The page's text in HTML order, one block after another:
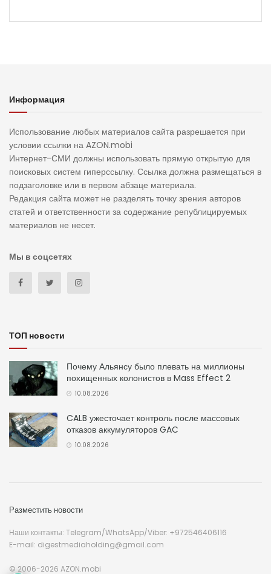
Информация
Использование любых материалов сайта разрешается при
условии ссылки на AZON.mobi
Интернет-СМИ должны использовать прямую открытую для
поисковых систем гиперссылку. Ссылка должна размещаться в
подзаголовке или в первом абзаце материала.
Редакция сайта может не разделять точку зрения авторов
статей и ответственности за содержание републицируемых
материалов не несет.
Мы в соцсетях
ТОП новости
Почему Альянсу было плевать на миллионы
похищенных колонистов в Mass Effect 2
10.08.2026
CALB ужесточает контроль после массовых
отказов аккумуляторов GAC
10.08.2026
Разместить новости
Наши контакты: Telegram/WhatsApp/Viber: +972546406116
E-mail: digestmediaholding@gmail.com
© 2006-2026 AZON.mobi